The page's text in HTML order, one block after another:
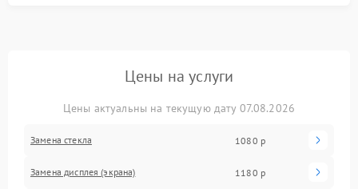
Цены на услуги
Цены актуальны на текущую дату 07.08.2026
Замена стекла 1080 р
Замена дисплея (экрана) 1180 р